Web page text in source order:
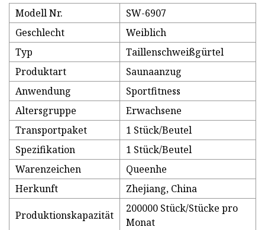
Modell Nr.
SW-6907
Geschlecht
Weiblich
Typ
Taillenschweißgürtel
Produktart
Saunaanzug
Anwendung
Sportfitness
Altersgruppe
Erwachsene
Transportpaket
1 Stück/Beutel
Spezifikation
1 Stück/Beutel
Warenzeichen
Queenhe
Herkunft
Zhejiang, China
Produktionskapazität
200000 Stück/Stücke pro
Monat